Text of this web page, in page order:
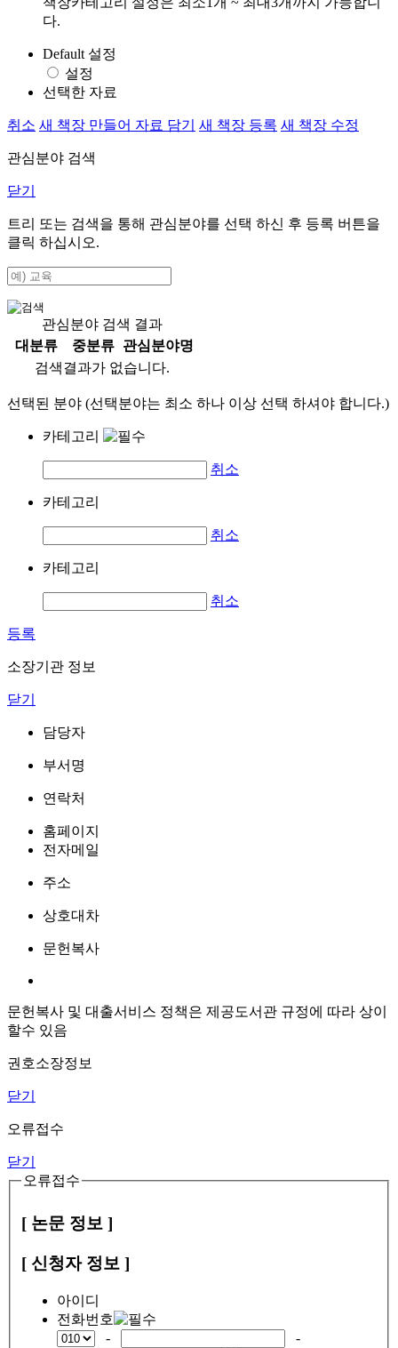
다.
Default 설정
설정
선택한 자료
취소 새 책장 만들어 자료 담기 새 책장 등록 새 책장 수정
관심분야 검색
닫기
트리 또는 검색을 통해 관심분야를 선택 하신 후 등록 버튼을
클릭 하십시오.
관심분야 검색 결과
대분류
중분류
관심분야명
검색결과가 없습니다.
선택된 분야 (선택분야는 최소 하나 이상 선택 하셔야 합니다.)
카테고리
취소
카테고리
취소
카테고리
취소
등록
소장기관 정보
닫기
담당자
부서명
연락처
홈페이지
전자메일
주소
상호대차
문헌복사
문헌복사 및 대출서비스 정책은 제공도서관 규정에 따라 상이
할수 있음
권호소장정보
닫기
오류접수
닫기
오류접수
[ 논문 정보 ]
[ 신청자 정보 ]
아이디
전화번호
-
-